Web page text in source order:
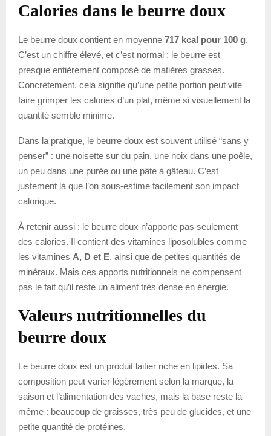
Calories dans le beurre doux
Le beurre doux contient en moyenne 717 kcal pour 100 g.
C’est un chiffre élevé, et c’est normal : le beurre est
presque entièrement composé de matières grasses.
Concrètement, cela signifie qu’une petite portion peut vite
faire grimper les calories d’un plat, même si visuellement la
quantité semble minime.
Dans la pratique, le beurre doux est souvent utilisé “sans y
penser” : une noisette sur du pain, une noix dans une poêle,
un peu dans une purée ou une pâte à gâteau. C’est
justement là que l’on sous-estime facilement son impact
calorique.
À retenir aussi : le beurre doux n’apporte pas seulement
des calories. Il contient des vitamines liposolubles comme
les vitamines A, D et E, ainsi que de petites quantités de
minéraux. Mais ces apports nutritionnels ne compensent
pas le fait qu’il reste un aliment très dense en énergie.
Valeurs nutritionnelles du
beurre doux
Le beurre doux est un produit laitier riche en lipides. Sa
composition peut varier légèrement selon la marque, la
saison et l’alimentation des vaches, mais la base reste la
même : beaucoup de graisses, très peu de glucides, et une
petite quantité de protéines.